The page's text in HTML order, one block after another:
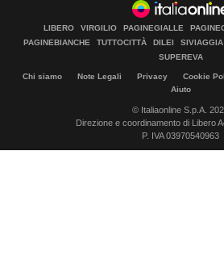
LIBERO VIRGILIO PAGINEGIALLE
PAGINEBIANCHE
TUTTOCITTÀ DILEI SIVIAGGIA
SUPEREVA
Chi siamo Note Legali Privacy Cookie
Aiuto
© Italiaonline S.p.A.
Direzione e coordinamento di Libero
P. IVA 03970540963